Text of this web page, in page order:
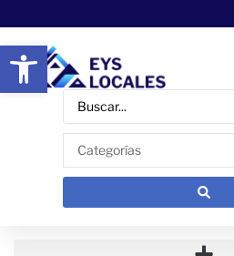
Abrir barra de herramientas